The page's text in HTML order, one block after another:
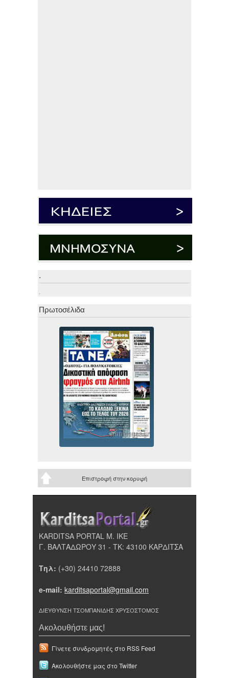
.
.
Πρωτοσέλιδα
Επιστροφή στην κορυφή
KARDITSA PORTAL Μ. ΙΚΕ
Γ. ΒΑΛΤΑΔΩΡΟΥ 31 - ΤΚ: 43100 ΚΑΡΔΙΤΣΑ
Τηλ: (+30) 24410 72888
e-mail: karditsaportal@gmail.com
ΔΙΕΥΘΥΝΣΗ ΤΣΟΜΠΑΝΙΔΗΣ ΧΡΥΣΟΣΤΟΜΟΣ
Ακολουθήστε μας!
Γίνετε συνδρομητές στο RSS Feed
Ακολουθήστε μας στο Twitter